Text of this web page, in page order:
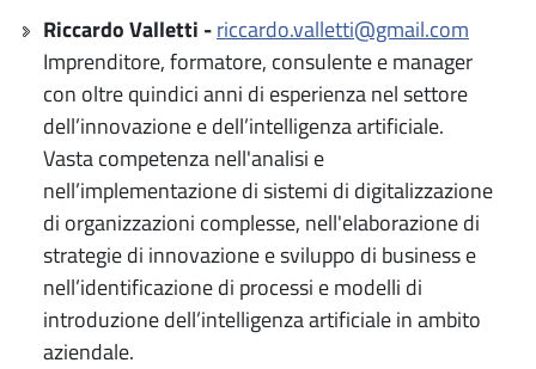
Riccardo Valletti -riccardo.valletti@gmail.com
Imprenditore, formatore, consulente e manager
con oltre quindici anni di esperienza nel settore
dell’innovazione e dell’intelligenza artificiale.
Vasta competenza nell'analisi e
nell’implementazione di sistemi di digitalizzazione
di organizzazioni complesse, nell'elaborazione di
strategie di innovazione e sviluppo di business e
nell’identificazione di processi e modelli di
introduzione dell’intelligenza artificiale in ambito
aziendale.